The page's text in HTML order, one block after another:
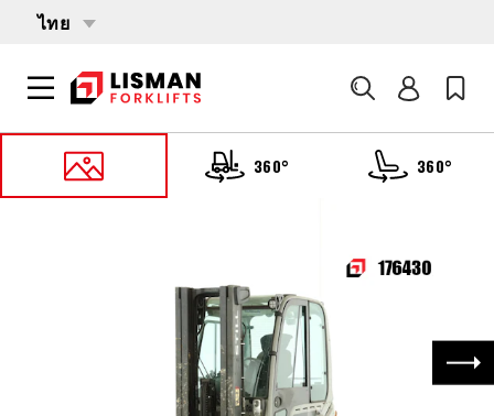
ไทย
ค้นหา
360° 360°
รถบรรทุกโฟล์คลิฟต์
176430 STILL RX-60-25
ถัด